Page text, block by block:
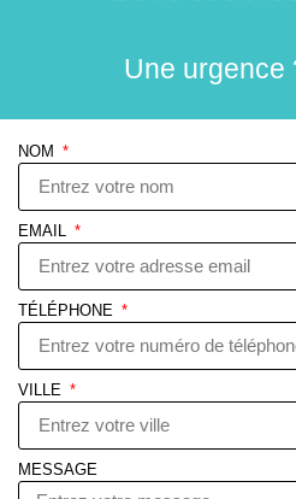
Une urgence
NOM
EMAIL
TÉLÉPHONE
VILLE
MESSAGE